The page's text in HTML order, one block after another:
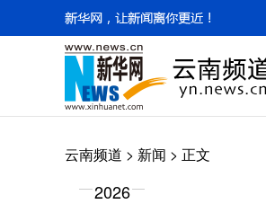
云南频道 > 新闻 > 正文
2026